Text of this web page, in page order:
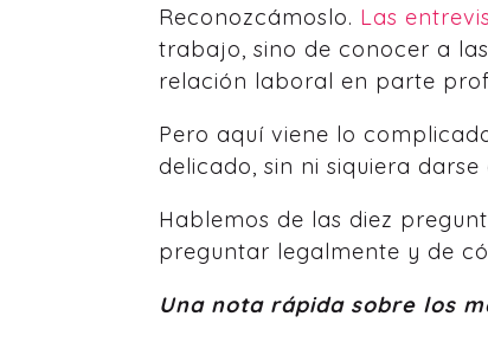
Reconozcámoslo. Las
trabajo, sino de conocer a
relación laboral en parte
Pero aquí viene lo
delicado, sin ni siquiera darse
Hablemos de las diez
preguntar legalmente y de
Una nota rápida sobre los